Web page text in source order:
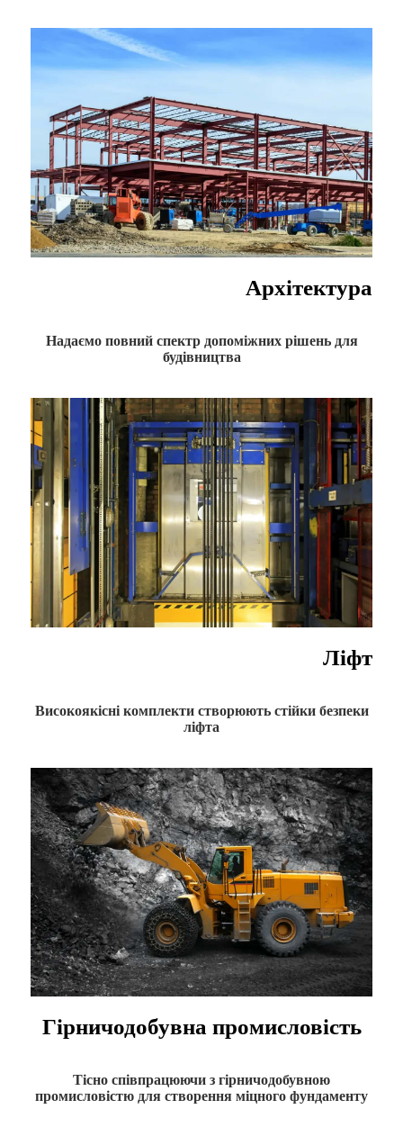
Архітектура
Надаємо повний спектр допоміжних рішень для
будівництва
Ліфт
Високоякісні комплекти створюють стійки безпеки
ліфта
Гірничодобувна промисловість
Тісно співпрацюючи з гірничодобувною
промисловістю для створення міцного фундаменту